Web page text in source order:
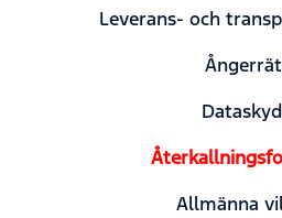
Leverans- och
Allmänna